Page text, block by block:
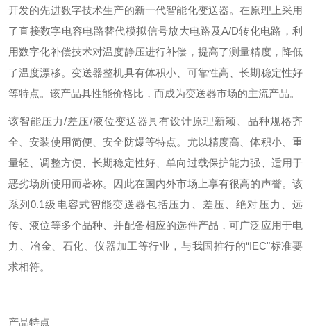
开发的先进数字技术生产的新一代智能化变送器。在原理上采用
了直接数字电容电路替代模拟信号放大电路及A/D转化电路，利
用数字化补偿技术对温度静压进行补偿，提高了测量精度，降低
了温度漂移。变送器整机具有体积小、可靠性高、长期稳定性好
等特点。该产品具性能价格比，而成为变送器市场的主流产品。
该智能压力/差压/液位变送器具有设计原理新颖、品种规格齐
全、安装使用简便、安全防爆等特点。尤以精度高、体积小、重
量轻、调整方便、长期稳定性好、单向过载保护能力强、适用于
恶劣场所使用而著称。因此在国内外市场上享有很高的声誉。该
系列0.1级电容式智能变送器包括压力、差压、绝对压力、远
传、液位等多个品种、并配备相应的选件产品，可广泛应用于电
力、冶金、石化、仪器加工等行业，与我国推行的“IEC"标准要
求相符。
产品特点